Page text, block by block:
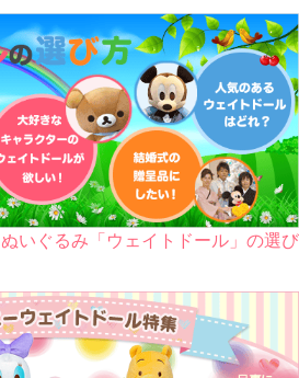
いぐるみ「ウェイトドール」の選び